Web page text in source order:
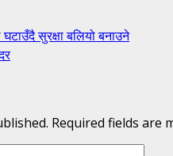
सुरक्षा बलियो बनाउने
Required fields are